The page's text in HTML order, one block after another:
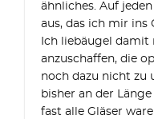
ähnliches. Auf
aus, das ich mir ins
Ich liebäugel damit
anzuschaffen, die
noch dazu nicht zu
bisher an der
fast alle Gläser